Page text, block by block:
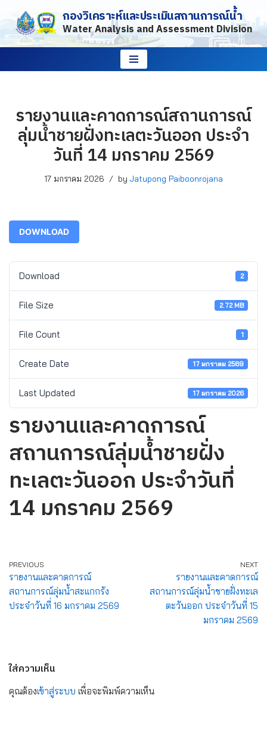
Skip
to
กองวิเคราะห์และประเมินสถานการณ์น้ำ
Water Analysis and Assessment Division
รายงานและคาดการณ์สถานการณ์
ลุ่มน้ำชายฝั่งทะเลตะวันออก ประจำ
วันที่ 14 มกราคม 2569
17 มกราคม 2026 by Jatupong Paiboonrojana
DOWNLOAD
Download 2
File Size 2.72 MB
File Count 1
Create Date 17 มกราคม 2569
Last Updated 17 มกราคม 2026
รายงานและคาดการณ์
สถานการณ์ลุ่มน้ำชายฝั่ง
ทะเลตะวันออก ประจำวันที่
14 มกราคม 2569
PREVIOUS
รายงานและคาดการณ์
สถานการณ์ลุ่มน้ำสะแกกรัง
ประจำวันที่ 16 มกราคม 2569
NEXT
รายงานและคาดการณ์
สถานการณ์ลุ่มน้ำชายฝั่งทะเล
ตะวันออก ประจำวันที่ 15
มกราคม 2569
ใส่ความเห็น
คุณต้องเข้าสู่ระบบ เพื่อจะพิมพ์ความเห็น